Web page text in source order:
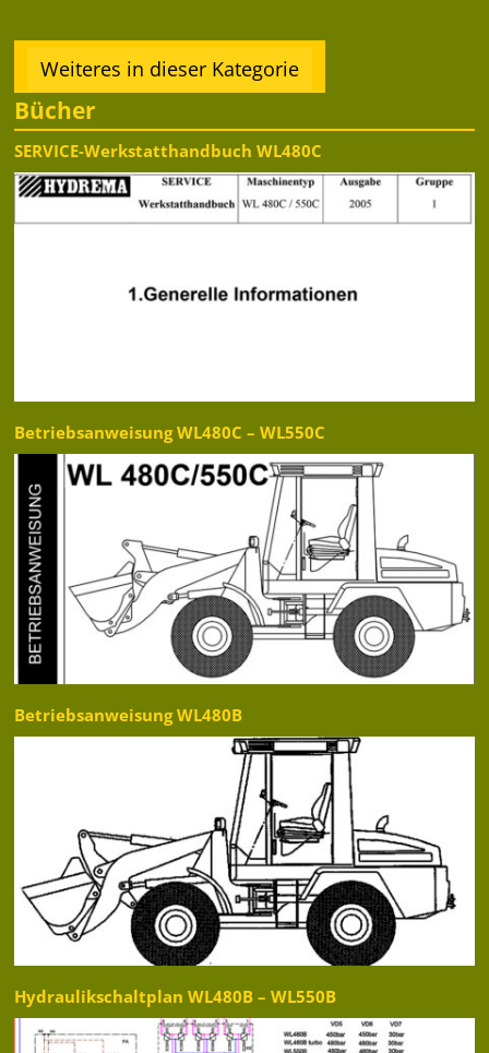
Weiteres in dieser Kategorie
Bücher
SERVICE-Werkstatthandbuch WL480C
Betriebsanweisung WL480C – WL550C
Betriebsanweisung WL480B
Hydraulikschaltplan WL480B – WL550B